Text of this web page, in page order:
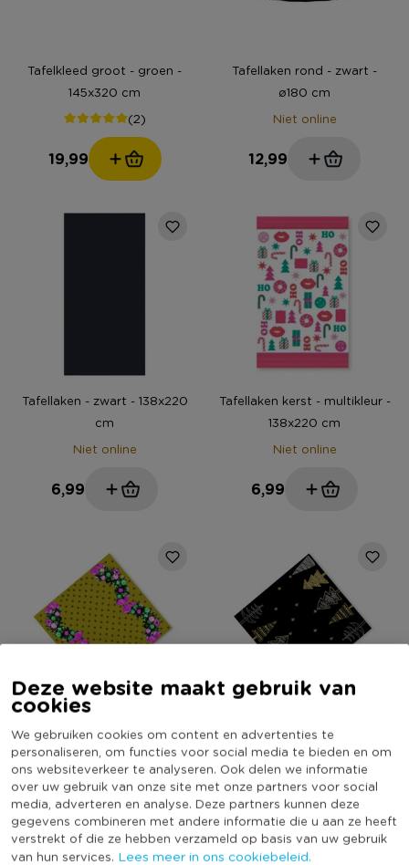
Deze website maakt gebruik van
cookies
We gebruiken cookies om content en advertenties te
personaliseren, om functies voor social media te bieden en om
ons websiteverkeer te analyseren. Ook delen we informatie
over uw gebruik van onze site met onze partners voor social
media, adverteren en analyse. Deze partners kunnen deze
gegevens combineren met andere informatie die u aan ze heeft
verstrekt of die ze hebben verzameld op basis van uw gebruik
van hun services. Lees meer in ons cookiebeleid.
Tafelkleed groot - groen -
145x320 cm
(2)
19,99
Tafellaken rond - zwart -
ø180 cm
Niet online
12,99
Tafellaken - zwart - 138x220
cm
Niet online
6,99
Tafellaken kerst - multikleur -
138x220 cm
Niet online
6,99
3-in-1 rol Giraf - goudkleurig -
40x480 cm
Niet online
6,99
3-in-1 rol Boom - zwart -
40x480 cm
Niet online
6,99